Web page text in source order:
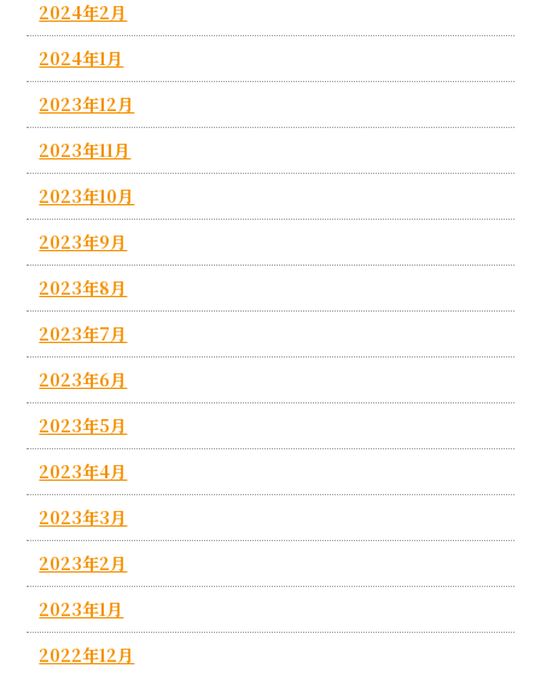
2024年2月
2024年1月
2023年12月
2023年11月
2023年10月
2023年9月
2023年8月
2023年7月
2023年6月
2023年5月
2023年4月
2023年3月
2023年2月
2023年1月
2022年12月